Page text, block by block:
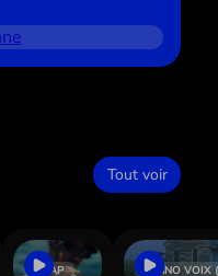
Tout voir
TRAP PIANO VOIX